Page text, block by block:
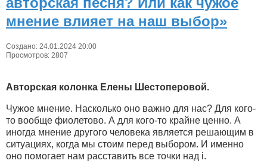
мнение влияет на наш выбор»
Создано: 24.01.2024 20:00
Просмотров: 2807
Авторская колонка Елены Шестоперовой.
Чужое мнение. Насколько оно важно для нас? Для кого-
то вообще фиолетово. А для кого-то крайне ценно. А
иногда мнение другого человека является решающим в
ситуациях, когда мы стоим перед выбором. И именно
оно помогает нам расставить все точки над i.